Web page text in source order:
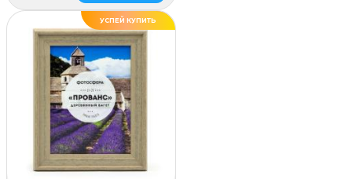
УСПЕЙ КУПИТЬ
ДЕЛАЕМ САМИ